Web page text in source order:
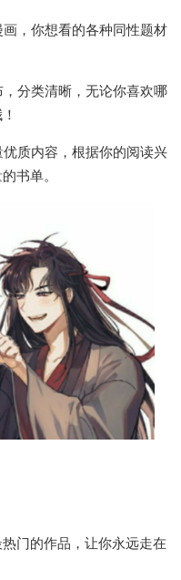
画，你想看的各种同性题材
分类清晰，无论你喜欢哪
质内容，根据你的阅读兴
书单。
门的作品，让你永远走在